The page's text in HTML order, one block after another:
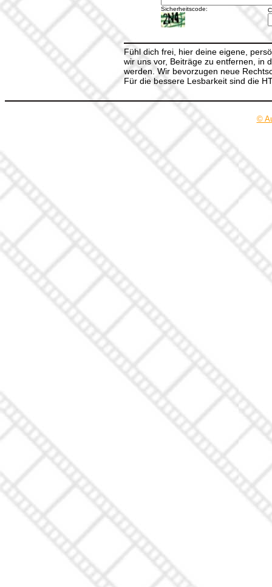
Sicherheitscode:
Fühl dich frei, hier deine eigene,
wir uns vor, Beiträge zu entfernen, in
werden. Wir bevorzugen neue
Für die bessere Lesbarkeit sind die
©